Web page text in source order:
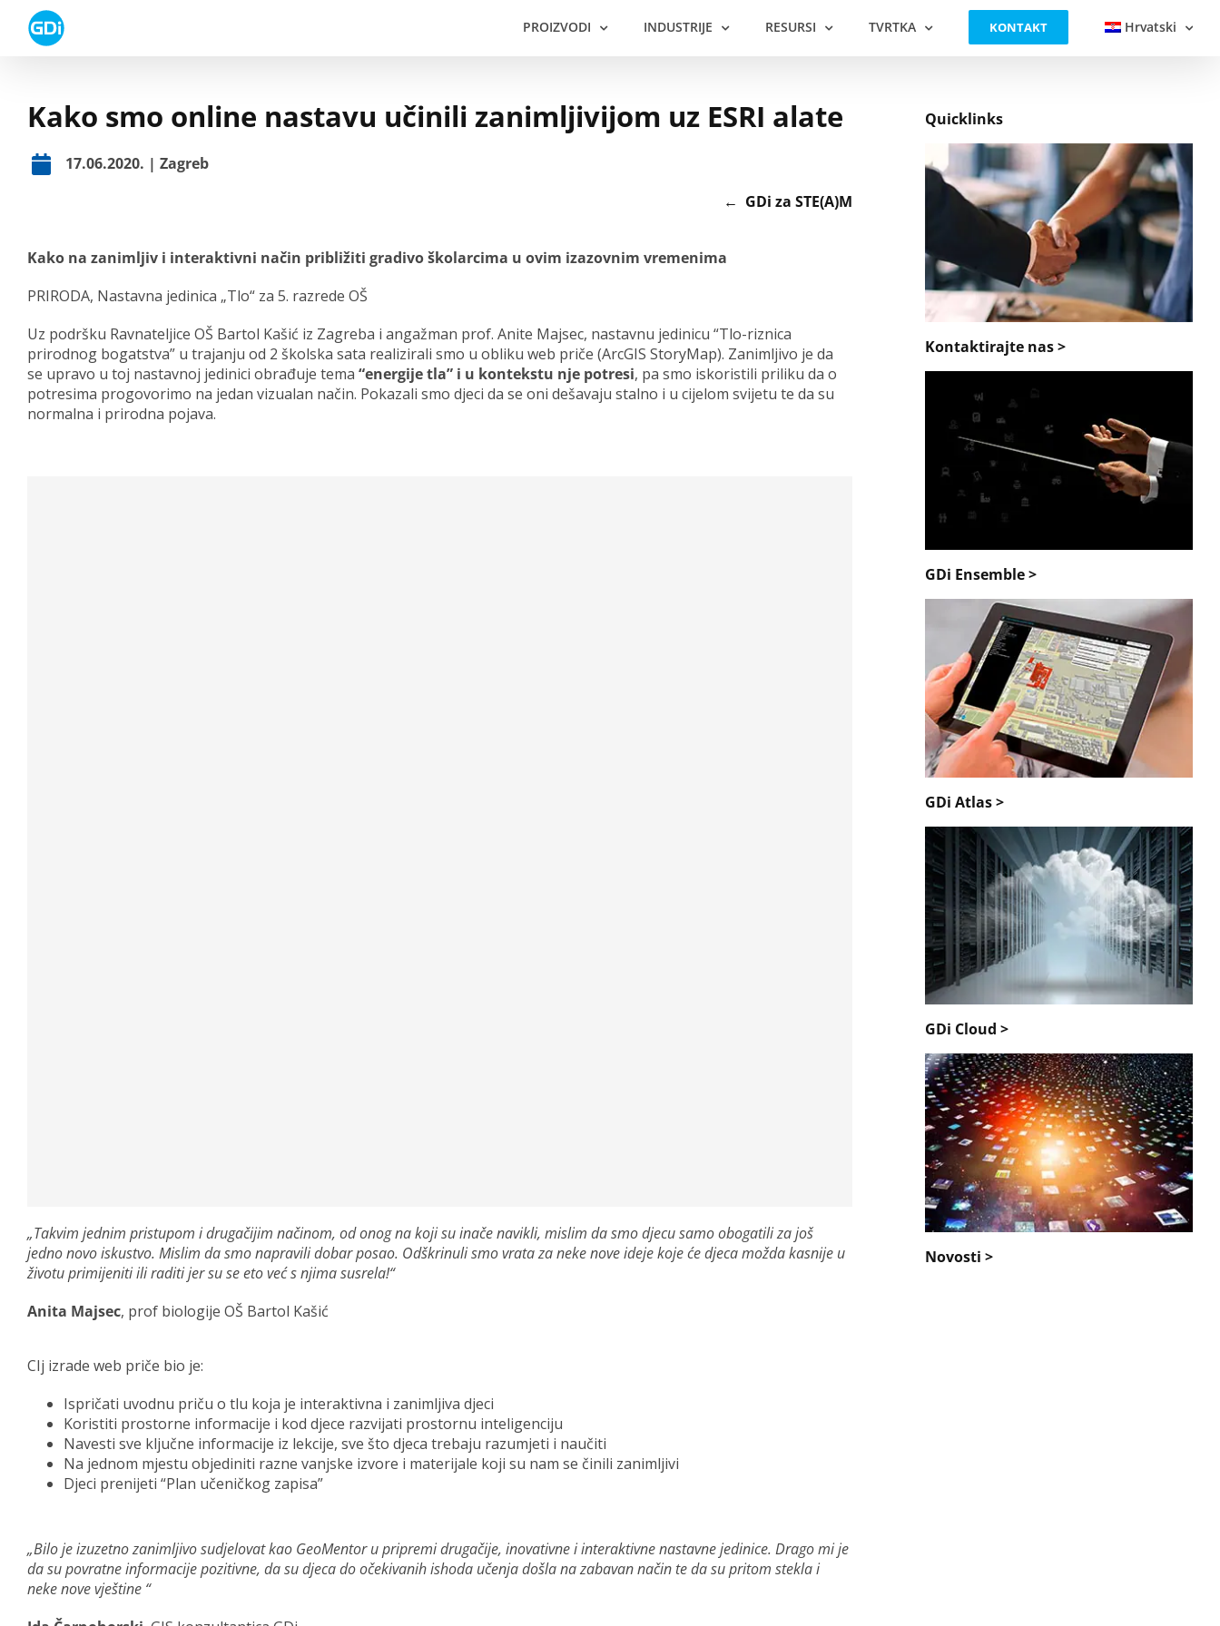
content
PROIZVODI INDUSTRIJE RESURSI TVRTKA KONTAKT Hrvatski
Kako smo online nastavu učinili zanimljivijom uz ESRI alate
17.06.2020. | Zagreb
← GDi za STE(A)M
Kako na zanimljiv i interaktivni način približiti gradivo školarcima u ovim izazovnim vremenima
PRIRODA, Nastavna jedinica „Tlo“ za 5. razrede OŠ
Uz podršku Ravnateljice OŠ Bartol Kašić iz Zagreba i angažman prof. Anite Majsec, nastavnu jedinicu “Tlo-riznica
prirodnog bogatstva” u trajanju od 2 školska sata realizirali smo u obliku web priče (ArcGIS StoryMap). Zanimljivo je da
se upravo u toj nastavnoj jedinici obrađuje tema “energije tla” i u kontekstu nje potresi, pa smo iskoristili priliku da o
potresima progovorimo na jedan vizualan način. Pokazali smo djeci da se oni dešavaju stalno i u cijelom svijetu te da su
normalna i prirodna pojava.
„Takvim jednim pristupom i drugačijim načinom, od onog na koji su inače navikli, mislim da smo djecu samo obogatili za još
jedno novo iskustvo. Mislim da smo napravili dobar posao. Odškrinuli smo vrata za neke nove ideje koje će djeca možda kasnije u
životu primijeniti ili raditi jer su se eto već s njima susrela!“
Anita Majsec, prof biologije OŠ Bartol Kašić
CIj izrade web priče bio je:
Ispričati uvodnu priču o tlu koja je interaktivna i zanimljiva djeci
Koristiti prostorne informacije i kod djece razvijati prostornu inteligenciju
Navesti sve ključne informacije iz lekcije, sve što djeca trebaju razumjeti i naučiti
Na jednom mjestu objediniti razne vanjske izvore i materijale koji su nam se činili zanimljivi
Djeci prenijeti “Plan učeničkog zapisa”
„Bilo je izuzetno zanimljivo sudjelovat kao GeoMentor u pripremi drugačije, inovativne i interaktivne nastavne jedinice. Drago mi je
da su povratne informacije pozitivne, da su djeca do očekivanih ishoda učenja došla na zabavan način te da su pritom stekla i
neke nove vještine “
Quicklinks
Kontaktirajte nas >
GDi Ensemble >
GDi Atlas >
GDi Cloud >
Novosti >